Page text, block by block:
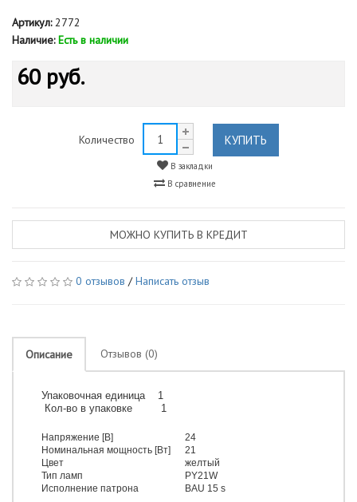
Артикул:2772
Наличие: Есть в наличии
60 руб.
Количество КУПИТЬ
В закладки
В сравнение
МОЖНО КУПИТЬ В КРЕДИТ
0 отзывов /Написать отзыв
Описание Отзывов (0)
Упаковочная единица 1
Кол-во в упаковке 1
Напряжение [В]
24
Номинальная мощность [Вт]
21
Цвет
желтый
Тип ламп
PY21W
Исполнение патрона
BAU 15 s